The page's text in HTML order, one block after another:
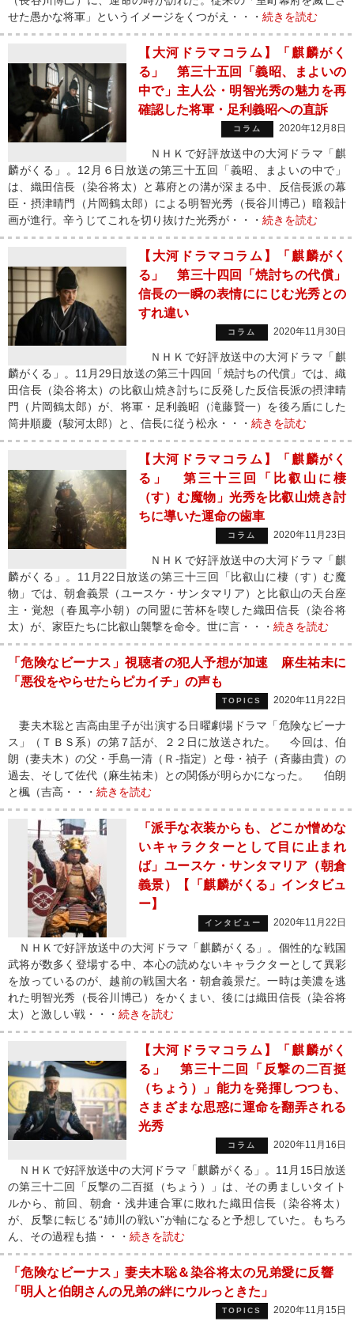
せた愚かな将軍」というイメージをくつがえ・・・ 続きを読む
【大河ドラマコラム】「麒麟がく
る」 第三十五回「義昭、まよいの
中で」主人公・明智光秀の魅力を再
確認した将軍・足利義昭への直訴
コラム 2020年12月8日
ＮＨＫで好評放送中の大河ドラマ「麒
麟がくる」。12月６日放送の第三十五回「義昭、まよいの中で」
は、織田信長（染谷将太）と幕府との溝が深まる中、反信長派の幕
臣・摂津晴門（片岡鶴太郎）による明智光秀（長谷川博己）暗殺計
画が進行。辛うじてこれを切り抜けた光秀が・・・ 続きを読む
【大河ドラマコラム】「麒麟がく
る」 第三十四回「焼討ちの代償」
信長の一瞬の表情ににじむ光秀との
すれ違い
コラム 2020年11月30日
ＮＨＫで好評放送中の大河ドラマ「麒
麟がくる」。11月29日放送の第三十四回「焼討ちの代償」では、織
田信長（染谷将太）の比叡山焼き討ちに反発した反信長派の摂津晴
門（片岡鶴太郎）が、将軍・足利義昭（滝藤賢一）を後ろ盾にした
筒井順慶（駿河太郎）と、信長に従う松永・・・ 続きを読む
【大河ドラマコラム】「麒麟がく
る」 第三十三回「比叡山に棲
（す）む魔物」光秀を比叡山焼き討
ちに導いた運命の歯車
コラム 2020年11月23日
ＮＨＫで好評放送中の大河ドラマ「麒
麟がくる」。11月22日放送の第三十三回「比叡山に棲（す）む魔
物」では、朝倉義景（ユースケ・サンタマリア）と比叡山の天台座
主・覚恕（春風亭小朝）の同盟に苦杯を喫した織田信長（染谷将
太）が、家臣たちに比叡山襲撃を命令。世に言・・・ 続きを読む
「危険なビーナス」視聴者の犯人予想が加速 麻生祐未に
「悪役をやらせたらピカイチ」の声も
TOPICS 2020年11月22日
妻夫木聡と吉高由里子が出演する日曜劇場ドラマ「危険なビーナ
ス」（ＴＢＳ系）の第７話が、２２日に放送された。 今回は、伯
朗（妻夫木）の父・手島一清（Ｒ‐指定）と母・禎子（斉藤由貴）の
過去、そして佐代（麻生祐未）との関係が明らかになった。 伯朗
と楓（吉高・・・ 続きを読む
「派手な衣装からも、どこか憎めな
いキャラクターとして目に止まれ
ば」ユースケ・サンタマリア（朝倉
義景）【「麒麟がくる」インタビュ
ー】
インタビュー 2020年11月22日
ＮＨＫで好評放送中の大河ドラマ「麒麟がくる」。個性的な戦国
武将が数多く登場する中、本心の読めないキャラクターとして異彩
を放っているのが、越前の戦国大名・朝倉義景だ。一時は美濃を逃
れた明智光秀（長谷川博己）をかくまい、後には織田信長（染谷将
太）と激しい戦・・・ 続きを読む
【大河ドラマコラム】「麒麟がく
る」 第三十二回「反撃の二百挺
（ちょう）」能力を発揮しつつも、
さまざまな思惑に運命を翻弄される
光秀
コラム 2020年11月16日
ＮＨＫで好評放送中の大河ドラマ「麒麟がくる」。11月15日放送
の第三十二回「反撃の二百挺（ちょう）」は、その勇ましいタイト
ルから、前回、朝倉・浅井連合軍に敗れた織田信長（染谷将太）
が、反撃に転じる“姉川の戦い”が軸になると予想していた。もちろ
ん、その過程も描・・・ 続きを読む
「危険なビーナス」妻夫木聡＆染谷将太の兄弟愛に反響
「明人と伯朗さんの兄弟の絆にウルっときた」
TOPICS 2020年11月15日